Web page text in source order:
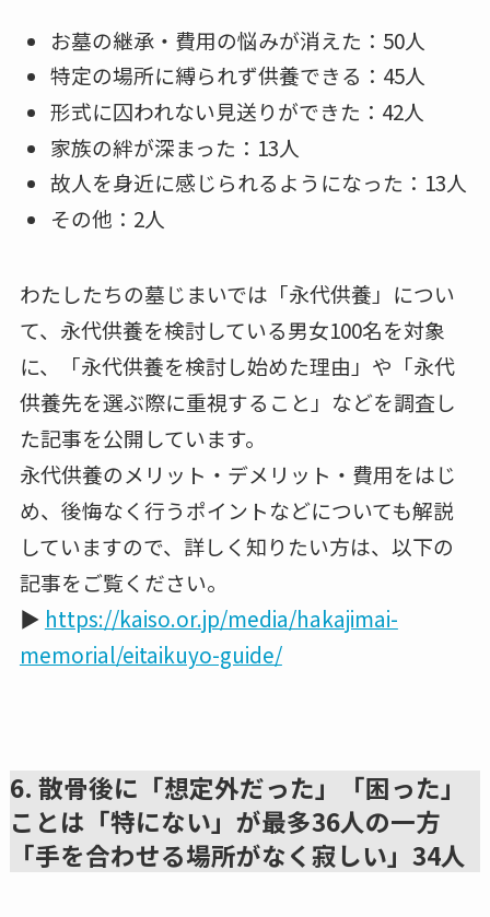
お墓の継承・費用の悩みが消えた：50人
特定の場所に縛られず供養できる：45人
形式に囚われない見送りができた：42人
家族の絆が深まった：13人
故人を身近に感じられるようになった：13人
その他：2人
わたしたちの墓じまいでは「永代供養」につい
て、永代供養を検討している男女100名を対象
に、「永代供養を検討し始めた理由」や「永代
供養先を選ぶ際に重視すること」などを調査し
た記事を公開しています。
永代供養のメリット・デメリット・費用をはじ
め、後悔なく行うポイントなどについても解説
していますので、詳しく知りたい方は、以下の
記事をご覧ください。
▶︎ https://kaiso.or.jp/media/hakajimai-
memorial/eitaikuyo-guide/
6. 散骨後に「想定外だった」「困った」
ことは「特にない」が最多36人の一方
「手を合わせる場所がなく寂しい」34人